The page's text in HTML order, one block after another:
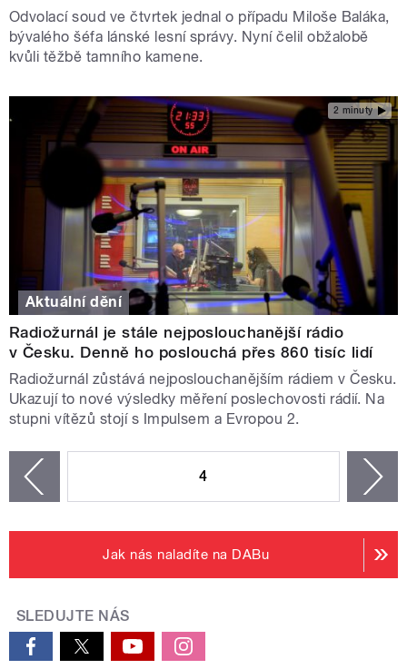
Odvolací soud ve čtvrtek jednal o případu Miloše Baláka,
bývalého šéfa lánské lesní správy. Nyní čelil obžalobě
kvůli těžbě tamního kamene.
2 minuty
Aktuální dění
Radiožurnál je stále nejposlouchanější rádio
v Česku. Denně ho poslouchá přes 860 tisíc lidí
Radiožurnál zůstává nejposlouchanějším rádiem v Česku.
Ukazují to nové výsledky měření poslechovosti rádií. Na
stupni vítězů stojí s Impulsem a Evropou 2.
4
Jak nás naladíte na DABu
SLEDUJTE NÁS